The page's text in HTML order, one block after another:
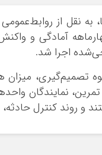
چهارماهه آمادگی و
تصمیم‌گیری،
و روند کنترل